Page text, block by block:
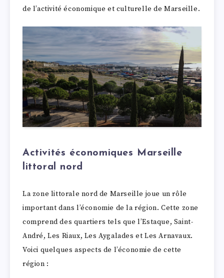
de l’activité économique et culturelle de Marseille.
Activités économiques Marseille
littoral nord
La zone littorale nord de Marseille joue un rôle
important dans l’économie de la région. Cette zone
comprend des quartiers tels que l’Estaque, Saint-
André, Les Riaux, Les Aygalades et Les Arnavaux.
Voici quelques aspects de l’économie de cette
région :